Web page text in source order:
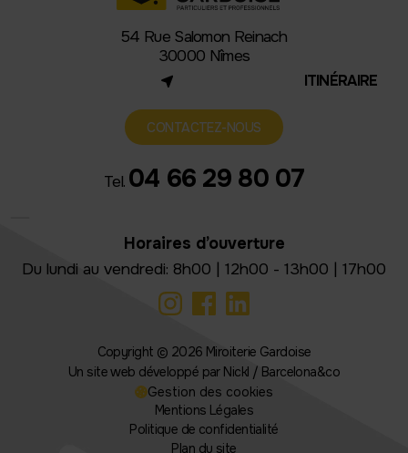
54 Rue Salomon Reinach
30000 Nîmes
ITINÉRAIRE
CONTACTEZ-NOUS
Tel. 04 66 29 80 07
Horaires d’ouverture
Du lundi au vendredi: 8h00 | 12h00 - 13h00 | 17h00
Copyright © 2026 Miroiterie Gardoise
Un site web développé par Nickl / Barcelona&co
(nouvel onglet)
Gestion des cookies
Mentions Légales
Politique de confidentialité
Plan du site